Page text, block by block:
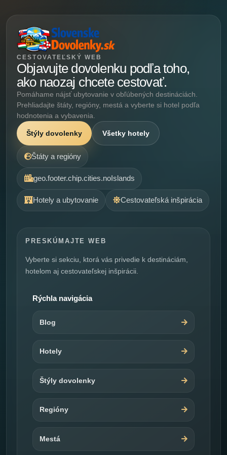
CESTOVATEĽSKÝ WEB
Objavujte dovolenku podľa toho,
ako naozaj chcete cestovať.
Pomáhame nájsť ubytovanie v obľúbených destináciách.
Prehliadajte štáty, regióny, mestá a vyberte si hotel podľa
hodnotenia a vybavenia.
Štýly dovolenky Všetky hotely
Štáty a regióny
geo.footer.chip.cities.noIslands
Hotely a ubytovanie Cestovateľská inšpirácia
PRESKÚMAJTE WEB
Vyberte si sekciu, ktorá vás privedie k destináciám,
hotelom aj cestovateľskej inšpirácii.
Rýchla navigácia
Blog
Hotely
Štýly dovolenky
Regióny
Mestá